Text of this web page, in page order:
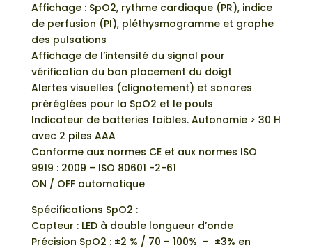
Affichage : SpO2, rythme cardiaque (PR), indice
de perfusion (PI), pléthysmogramme et graphe
des pulsations
Affichage de l’intensité du signal pour
vérification du bon placement du doigt
Alertes visuelles (clignotement) et sonores
préréglées pour la SpO2 et le pouls
Indicateur de batteries faibles. Autonomie > 30 H
avec 2 piles AAA
Conforme aux normes CE et aux normes ISO
9919 : 2009 – ISO 80601 -2-61
ON / OFF automatique
Spécifications SpO2 :
Capteur : LED à double longueur d’onde
Précision SpO2 : ±2 % / 70 – 100% – ±3% en